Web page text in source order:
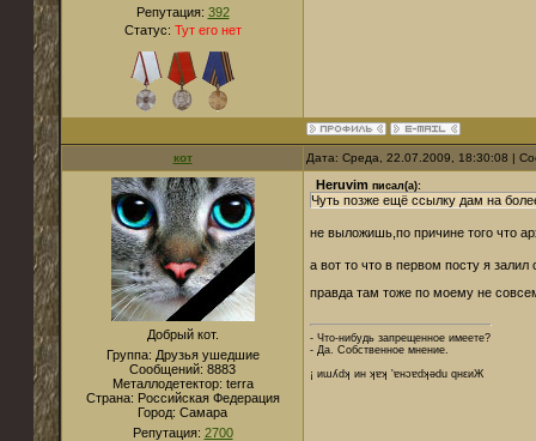
Репутация: 392
Статус: Тут его нет
кот Дата: Среда, 22.07.2009, 18:30:08 |
Добрый кот.
Группа: Друзья ушедшие
Сообщений: 8883
Металлодетектор: terra
Страна: Российская Федерация
Город: Cамара
Репутация: 2700
Heruvim писал(а):
Чуть позже ещё ссылку дам на
не выложишь,по причине того что
а вот то что в первом посту я
правда там тоже по моему не
- Что-нибудь запрещенное имеете?
- Да. Собственное мнение.
¡ иɯʎdʞ ин ʞɐʞ 'ɐнɔɐdʞǝdu qнεиЖ